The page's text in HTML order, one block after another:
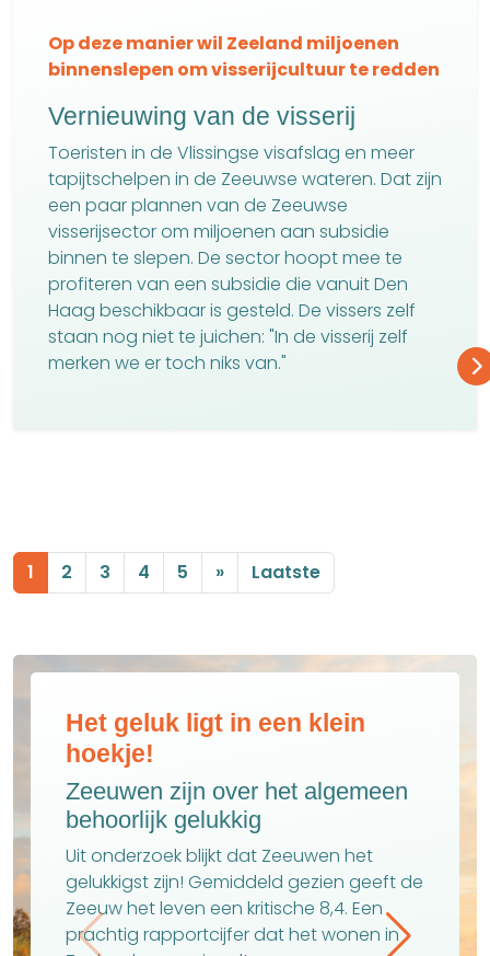
Op deze manier wil Zeeland miljoenen
binnenslepen om visserijcultuur te redden
Vernieuwing van de visserij
Toeristen in de Vlissingse visafslag en meer
tapijtschelpen in de Zeeuwse wateren. Dat zijn
een paar plannen van de Zeeuwse
visserijsector om miljoenen aan subsidie
binnen te slepen. De sector hoopt mee te
profiteren van een subsidie die vanuit Den
Haag beschikbaar is gesteld. De vissers zelf
staan nog niet te juichen: "In de visserij zelf
merken we er toch niks van."
1 2 3 4 5 » Laatste
de
Ontdek de voordelen van de
Ervaar Zeeland in de lente
Van activiteiten voor buitenliefhebbers,
tot leuke evenementen en culinair
genieten.